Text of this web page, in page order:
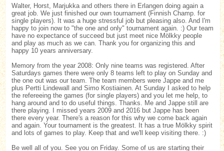
Walter, Horst, Marjukka and others there in Erlangen doing again a
great job. We just finished our own tournament (Finnish Champ. for
single players). It was a huge stressful job but pleasing also. And I'm
happy to join now to "the one and only" tournament again. :) Our team
have no expectance of succeed but just meet nice Mölkky people
and play as much as we can. Thank you for organizing this and
happy 10 years anniversary.
Memory from the year 2008: Only nine teams was registered. After
Saturdays games there were only 8 teams left to play on Sunday and
the one out was our team. The team members were Jappe and me
plus Pertti Lindewall and Simo Kostiainen. At Sunday I asked to help
the refereeing the games (for single players) and you let me help, to
hang around and to do useful things. Thanks. Me and Jappe still are
there playing. I missed years 2009 and 2016 but Jappe has been
there every year. There's a reason for this why we come back again
and again. Your tournament is the greatest. It has a true Mölkky spirit
and lots of games to play. Keep that and we'll keep visiting there. :)
Be well all of you. See you on Friday. Some of us are starting their